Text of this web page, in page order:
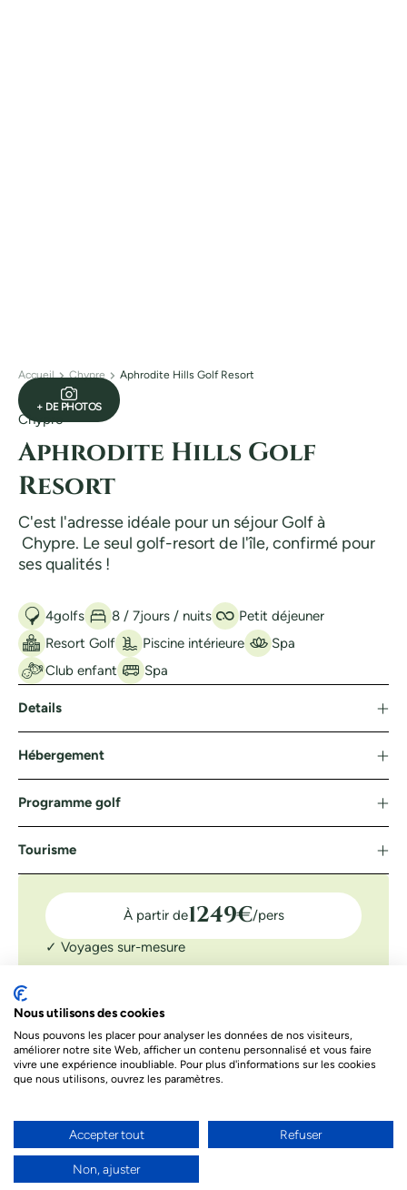
+ DE PHOTOS
Accueil Chypre Aphrodite Hills Golf Resort
Chypre
Aphrodite Hills Golf
Resort
C'est l'adresse idéale pour un séjour Golf à
Chypre. Le seul golf-resort de l'île, confirmé pour
ses qualités !
4golfs 8 / 7jours / nuits
Petit déjeuner
Resort Golf
Piscine intérieure
Spa
Club enfant
Spa
Details
Hébergement
Programme golf
Tourisme
À partir de1249€/pers
✓ Voyages sur-mesure
DEMANDER UN DEVIS
Le prix indiqué ci-dessous est à titre informatif. Les prix
dépendent de différents facteurs. Le prix final de votre séjour
sera celui proposé par nos conseillers
Besoin d’un conseil par téléphone ?
Nos conseillers sont à votre écoute par téléphone
Nous utilisons des cookies
Nous pouvons les placer pour analyser les données de nos visiteurs,
améliorer notre site Web, afficher un contenu personnalisé et vous faire
vivre une expérience inoubliable. Pour plus d'informations sur les cookies
que nous utilisons, ouvrez les paramètres.
Accepter tout Refuser
Non, ajuster